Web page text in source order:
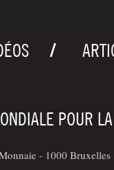
POUR
- 1000 Bruxelles